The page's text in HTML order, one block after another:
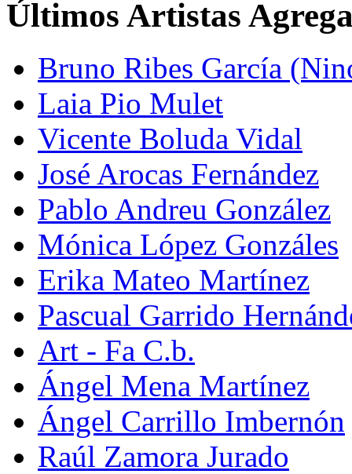
Últimos Artistas
Bruno Ribes García
Laia Pio Mulet
Vicente Boluda Vidal
José Arocas Fernández
Pablo Andreu González
Mónica López Gonzáles
Erika Mateo Martínez
Pascual Garrido
Art - Fa C.b.
Ángel Mena Martínez
Ángel Carrillo Imbernón
Raúl Zamora Jurado